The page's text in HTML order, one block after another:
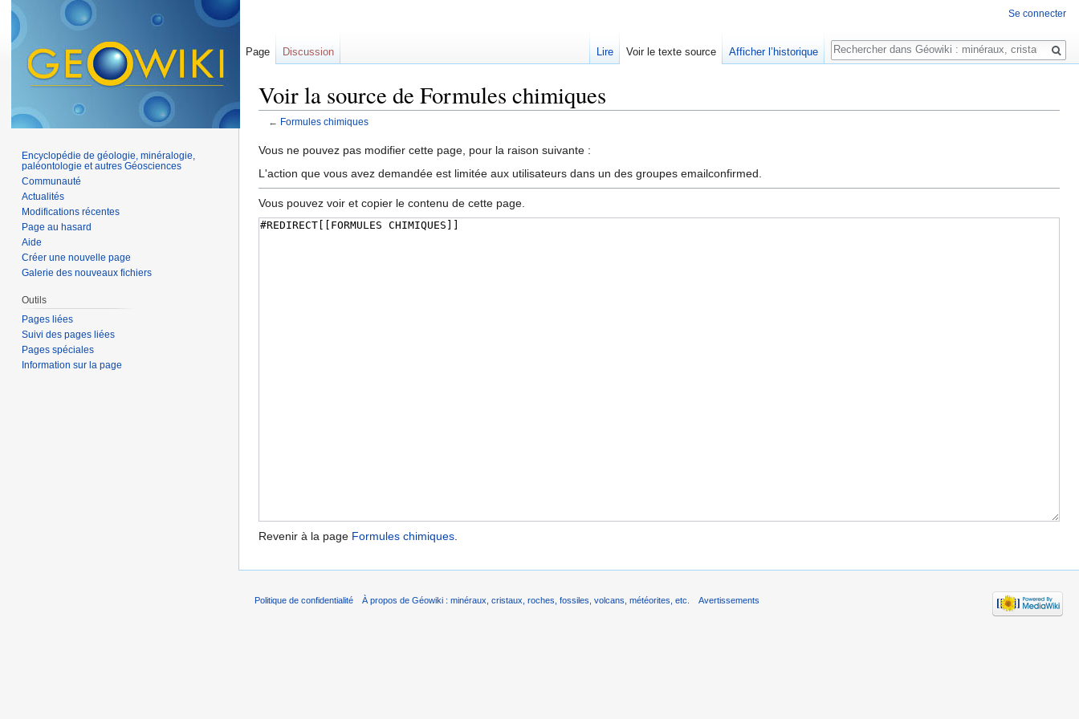
Voir la source de Formules chimiques
← Formules chimiques
Vous ne pouvez pas modifier cette page, pour la raison suivante :
L'action que vous avez demandée est limitée aux utilisateurs dans un des groupes emailconfirmed.
Vous pouvez voir et copier le contenu de cette page.
Revenir à la page Formules chimiques.
Se connecter
Page Discussion Lire Voir le texte source Afficher l’historique
Rechercher
Encyclopédie de géologie, minéralogie,
paléontologie et autres Géosciences
Communauté
Actualités
Modifications récentes
Page au hasard
Aide
Créer une nouvelle page
Galerie des nouveaux fichiers
Outils
Pages liées
Suivi des pages liées
Pages spéciales
Information sur la page
Politique de confidentialité À propos de Géowiki : minéraux, cristaux, roches, fossiles, volcans, météorites, etc. Avertissements